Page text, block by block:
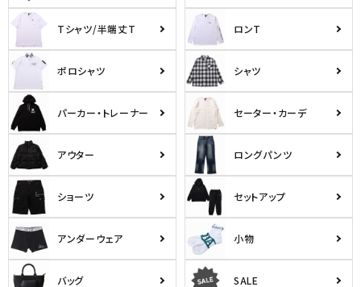
Tシャツ/半端丈T ロンT
ポロシャツ シャツ
パーカー・トレーナー セーター・カーデ
アウター ロングパンツ
ショーツ セットアップ
アンダーウェア 小物
バッグ SALE